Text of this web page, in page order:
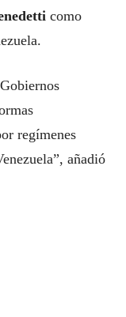
como
regímenes
añadió